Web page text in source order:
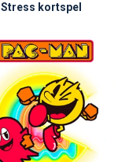
Stress kortspel